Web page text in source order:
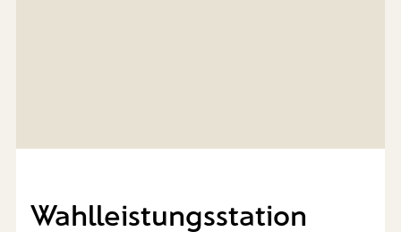
Wahlleistungsstation